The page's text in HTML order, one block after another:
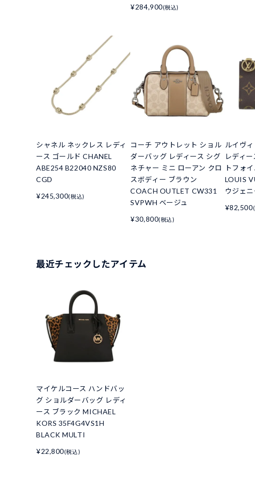
¥284,900(税込)
シャネル ネックレス レディ
ース ゴールド CHANEL
ABE254 B22040 NZS80
CGD
¥245,300(税込)
コーチ アウトレット ショル
ダーバッグ レディース シグ
ネチャー ミニ ローアン クロ
スボディー ブラウン
COACH OUTLET CW331
SVPWH ベージュ
¥30,800(税込)
ルイヴ
レディ
トフォ
LOUIS
ウジェ
¥82,500
最近チェックしたアイテム
マイケルコース ハンドバッ
グ ショルダーバッグ レディ
ース ブラック MICHAEL
KORS 35F4G4VS1H
BLACK MULTI
¥22,800(税込)